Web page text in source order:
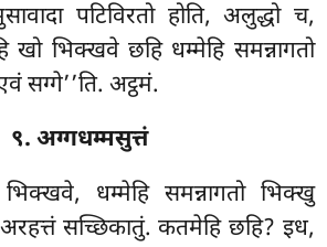
पटिविरतो होति, अलुद्धो च,
खो भिक्खवे छहि धम्मेहि समन्नागतो
सग्गे’’ति. अट्ठमं.
९. अग्गधम्मसुत्तं
धम्मेहि समन्नागतो भिक्खु
सच्छिकातुं. कतमेहि छहि? इध,